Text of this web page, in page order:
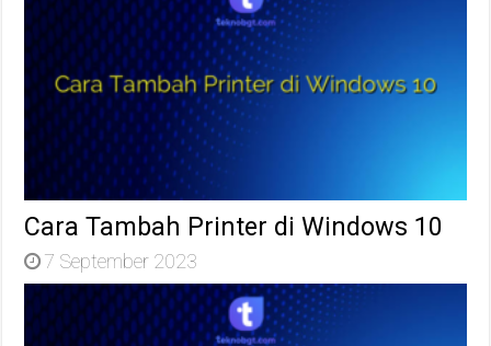
Cara Tambah Printer di Windows 10
7 September 2023